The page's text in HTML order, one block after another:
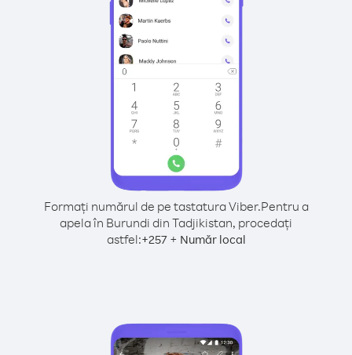
Formați numărul de pe tastatura Viber.Pentru a
apela în Burundi din Tadjikistan, procedați
astfel:+257+ Număr local